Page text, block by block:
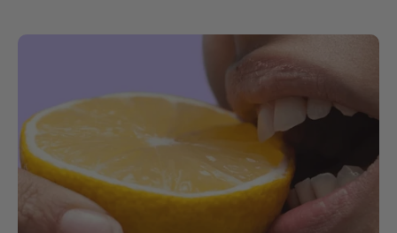
správne starať. Prečo sú zuby vlastne citlivé? Citlivosť zubov
najčastejšie spôsobuje poškodenie alebo strata zubnej
skloviny, prípadne obnažené krčky zubov – teda tie časti,
ktoré sa nachádzajú priamo pri ďasnách. K poškodeniu
skloviny dochádza najmä vtedy, keď sa o zuby staráme
nedostatočne alebo nesprávne. Nevhodná hygiena môže
viesť k obnaženiu krčkov, vzniku zubného kameňa aj
nepríjemnej bolesti, ktorá sa časom stupňuje. Zubom však
neprospeje ani opačný extrém – nadmerné čistenie, ktorým
sa sklovina obrušuje, alebo používanie nevhodnej pasty.
Niekomu totiž rôzne nepríjemné pocity vrátane bolesti môže
spôsobovať napríklad aj fluór. Zlý výber zubnej kefky Jedným